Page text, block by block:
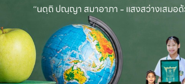
“นตฺถิ ปณฺญา สมาอาภา - แสงสว่างเสมอ